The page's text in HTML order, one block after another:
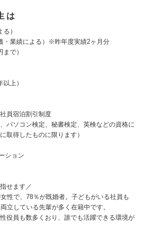
は
）
業績による）※昨年度実績2ヶ月分
で）
上）
員宿泊割引制度
パソコン検定、秘書検定、英検などの資格に
得したものに限ります）
ション
せます／
性で、78％が既婚者。子どもがいる社員も
立している先輩が多く在籍中です。
役員も数多くおり、誰でも活躍できる環境が